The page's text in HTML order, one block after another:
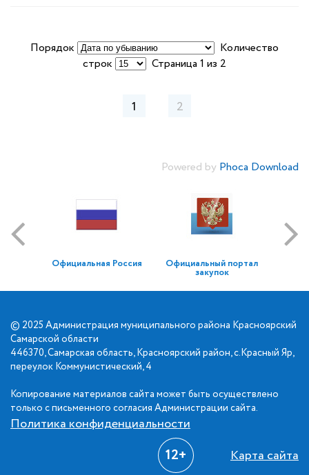
Порядок
Количество
строк
Страница 1 из 2
1 2
Powered by Phoca Download
Официальная Россия Официальный портал
закупок
© 2025 Администрация муниципального района Красноярский
Самарской области
446370, Самарская область, Красноярский район, с.Красный Яр,
переулок Коммунистический, 4
Копирование материалов сайта может быть осуществлено
только с письменного согласия Администрации сайта.
Политика конфиденциальности
12+ Карта сайта